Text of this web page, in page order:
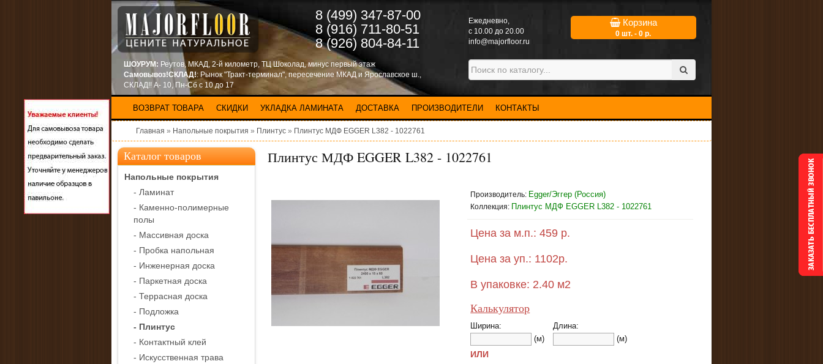
8 (499) 347-87-00
8 (916) 711-80-51
8 (926) 804-84-11
Eжедневно,
с 10.00 до 20.00
info@majorfloor.ru
Корзина
0 шт. - 0 р.
ШОУРУМ: Реутов, МКАД, 2-й километр, ТЦ Шоколад, минус первый этаж
Самовывоз!СКЛАД!: Рынок "Тракт-терминал", пересечение МКАД и Ярославское ш.,
СКЛАД!! А- 10, Пн-Сб с 10 до 17
ВОЗВРАТ ТОВАРА СКИДКИ УКЛАДКА ЛАМИНАТА ДОСТАВКА ПРОИЗВОДИТЕЛИ КОНТАКТЫ
Главная » Напольные покрытия » Плинтус » Плинтус МДФ EGGER L382 - 1022761
Каталог товаров
Напольные покрытия
- Ламинат
- Каменно-полимерные
полы
- Массивная доска
- Пробка напольная
- Инженерная доска
- Паркетная доска
- Террасная доска
- Подложка
- Плинтус
- Контактный клей
- Искусственная трава
Плинтус МДФ EGGER L382 - 1022761
Производитель: Egger/Эггер (Россия)
Коллекция: Плинтус МДФ EGGER L382 - 1022761
Цена за м.п.: 459 р.
Цена за уп.: 1102р.
В упаковке: 2.40 м2
Калькулятор
Ширина:
(м)
Длина:
(м)
ИЛИ